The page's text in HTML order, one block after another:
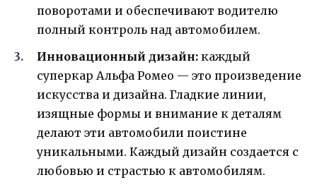
поворотами и обеспечивают водителю
полный контроль над автомобилем.
Инновационный дизайн: каждый
суперкар Альфа Ромео — это произведение
искусства и дизайна. Гладкие линии,
изящные формы и внимание к деталям
делают эти автомобили поистине
уникальными. Каждый дизайн создается с
любовью и страстью к автомобилям.